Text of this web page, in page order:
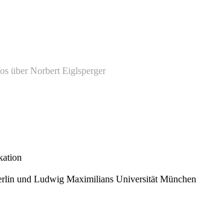
über Norbert Eiglsperger
und Ludwig Maximilians Universität München